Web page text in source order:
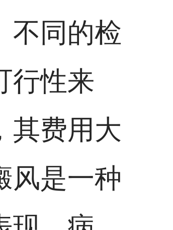
不同的检
行性来
其费用大
风是一种